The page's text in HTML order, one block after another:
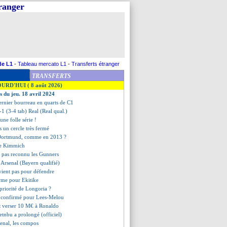
L1 - Tableau mercato L1 - Transferts étranger
TRANSFERTS
( 8 août 2026)
du jeu. 18 avril 2024
bourreau en quarts de C1
(3-4 tab) Real (Real qual.)
folle série !
un cercle très fermé
comme en 2013 ?
Kimmich
pas reconnu les Gunners
(Bayern qualifié)
pas pour défendre
pour Ekitike
de Longoria ?
pour Lees-Melou
verser 10 M€ à Ronaldo
a prolongé (officiel)
les compos